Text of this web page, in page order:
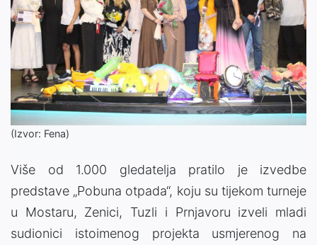
(Izvor: Fena)
Više od 1.000 gledatelja pratilo je izvedbe
predstave „Pobuna otpada“, koju su tijekom turneje
u Mostaru, Zenici, Tuzli i Prnjavoru izveli mladi
sudionici istoimenog projekta usmjerenog na